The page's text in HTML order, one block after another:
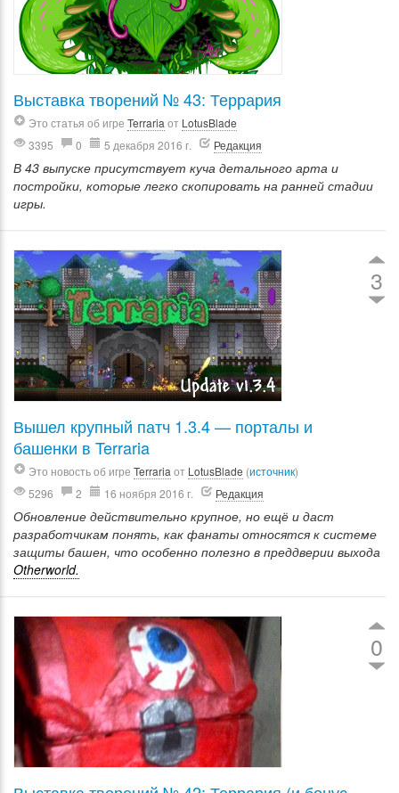
Выставка творений № 43: Террария
Это статья об игре Terraria от LotusBlade
3395
0 5 декабря 2016 г. Редакция
В 43 выпуске присутствует куча детального арта и
постройки, которые легко скопировать на ранней стадии
игры.
3
Вышел крупный патч 1.3.4 — порталы и
башенки в Terraria
Это новость об игре Terraria от LotusBlade (источник)
5296
2 16 ноября 2016 г. Редакция
Обновление действительно крупное, но ещё и даст
разработчикам понять, как фанаты относятся к системе
защиты башен, что особенно полезно в преддверии выхода
Otherworld.
0